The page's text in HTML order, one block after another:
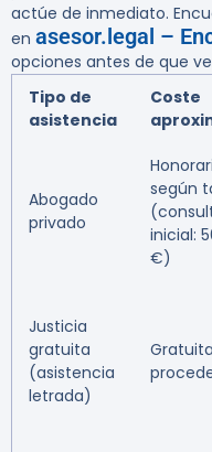
actúe de inmediato.
en asesor.legal –
opciones antes de que
Tipo de
asistencia
Coste
Abogado
privado
según
inicial:
€)
Justicia
gratuita
(asistencia
letrada)